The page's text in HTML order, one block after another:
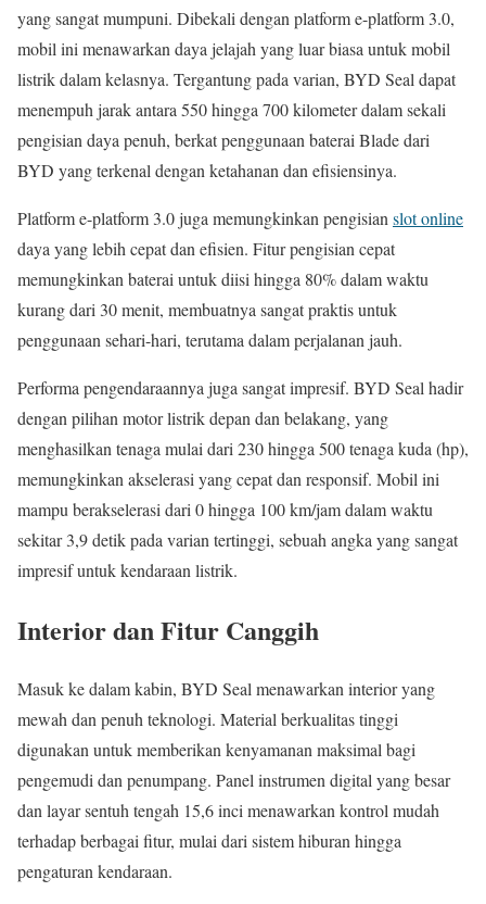
yang sangat mumpuni. Dibekali dengan platform e-platform 3.0,
mobil ini menawarkan daya jelajah yang luar biasa untuk mobil
listrik dalam kelasnya. Tergantung pada varian, BYD Seal dapat
menempuh jarak antara 550 hingga 700 kilometer dalam sekali
pengisian daya penuh, berkat penggunaan baterai Blade dari
BYD yang terkenal dengan ketahanan dan efisiensinya.
Platform e-platform 3.0 juga memungkinkan pengisian slot online
daya yang lebih cepat dan efisien. Fitur pengisian cepat
memungkinkan baterai untuk diisi hingga 80% dalam waktu
kurang dari 30 menit, membuatnya sangat praktis untuk
penggunaan sehari-hari, terutama dalam perjalanan jauh.
Performa pengendaraannya juga sangat impresif. BYD Seal hadir
dengan pilihan motor listrik depan dan belakang, yang
menghasilkan tenaga mulai dari 230 hingga 500 tenaga kuda (hp),
memungkinkan akselerasi yang cepat dan responsif. Mobil ini
mampu berakselerasi dari 0 hingga 100 km/jam dalam waktu
sekitar 3,9 detik pada varian tertinggi, sebuah angka yang sangat
impresif untuk kendaraan listrik.
Interior dan Fitur Canggih
Masuk ke dalam kabin, BYD Seal menawarkan interior yang
mewah dan penuh teknologi. Material berkualitas tinggi
digunakan untuk memberikan kenyamanan maksimal bagi
pengemudi dan penumpang. Panel instrumen digital yang besar
dan layar sentuh tengah 15,6 inci menawarkan kontrol mudah
terhadap berbagai fitur, mulai dari sistem hiburan hingga
pengaturan kendaraan.